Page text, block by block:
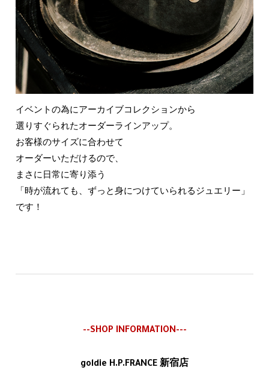
イベントの為にアーカイブコレクションから
選りすぐられたオーダーラインアップ。
お客様のサイズに合わせて
オーダーいただけるので、
まさに日常に寄り添う
「時が流れても、ずっと身につけていられるジュエリー」
です！
--SHOP INFORMATION---
goldie H.P.FRANCE 新宿店